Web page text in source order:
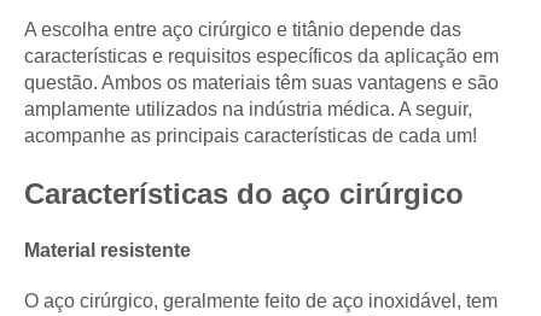
A escolha entre aço cirúrgico e titânio depende das
características e requisitos específicos da aplicação em
questão. Ambos os materiais têm suas vantagens e são
amplamente utilizados na indústria médica. A seguir,
acompanhe as principais características de cada um!
Características do aço cirúrgico
Material resistente
O aço cirúrgico, geralmente feito de aço inoxidável, tem